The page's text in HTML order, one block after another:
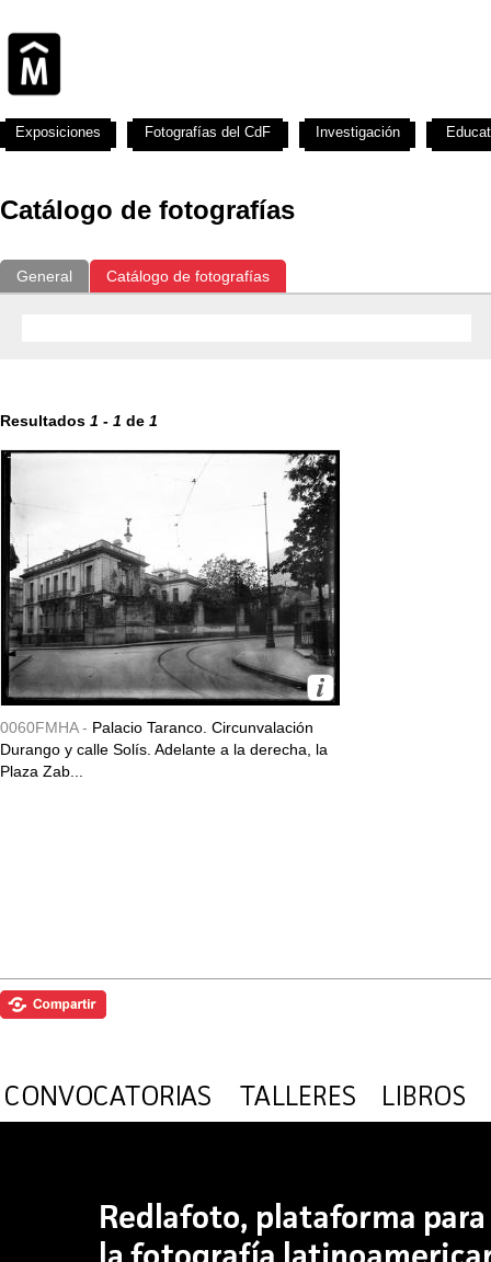
Catálogo de fotografías
General Catálogo de fotografías
Resultados 1 - 1 de 1
0060FMHA - Palacio Taranco. Circunvalación
Durango y calle Solís. Adelante a la derecha, la
Plaza Zab...
Exposiciones Fotografías del CdF Investigación